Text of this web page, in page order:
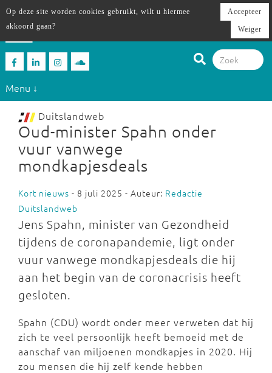
Menu ↓
Duitslandweb
Oud-minister Spahn onder
vuur vanwege
mondkapjesdeals
Kort nieuws - 8 juli 2025 - Auteur: Redactie
Duitslandweb
Jens Spahn, minister van Gezondheid
tijdens de coronapandemie, ligt onder
vuur vanwege mondkapjesdeals die hij
aan het begin van de coronacrisis heeft
gesloten.
Spahn (CDU) wordt onder meer verweten dat hij
zich te veel persoonlijk heeft bemoeid met de
aanschaf van miljoenen mondkapjes in 2020. Hij
zou mensen die hij zelf kende hebben
Op deze site worden cookies gebruikt, wilt u hiermee
akkoord gaan?
Accepteer
Weiger